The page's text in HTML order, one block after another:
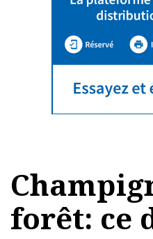
forêt: ce